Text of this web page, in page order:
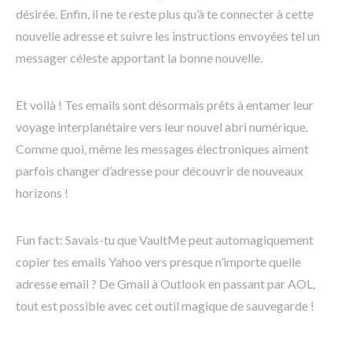
désirée. Enfin, il ne te reste plus qu’à te connecter à cette
nouvelle adresse et suivre les instructions envoyées tel un
messager céleste apportant la bonne nouvelle.
Et voilà ! Tes emails sont désormais prêts à entamer leur
voyage interplanétaire vers leur nouvel abri numérique.
Comme quoi, même les messages électroniques aiment
parfois changer d’adresse pour découvrir de nouveaux
horizons !
Fun fact: Savais-tu que VaultMe peut automagiquement
copier tes emails Yahoo vers presque n’importe quelle
adresse email ? De Gmail à Outlook en passant par AOL,
tout est possible avec cet outil magique de sauvegarde !